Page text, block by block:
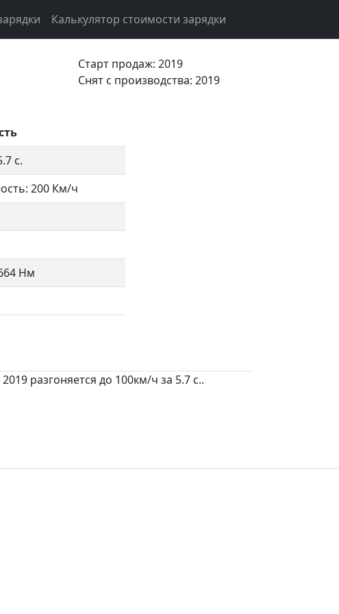
Калькулятор стоимости зарядки
Старт продаж: 2019
Cнят с производства: 2019
с.
200 Км/ч
Нм
разгоняется до 100км/ч за 5.7 c..